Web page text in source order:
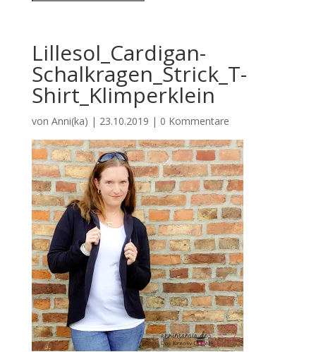
Lillesol_Cardigan-
Schalkragen_Strick_T-
Shirt_Klimperklein
von Anni(ka) | 23.10.2019 | 0 Kommentare